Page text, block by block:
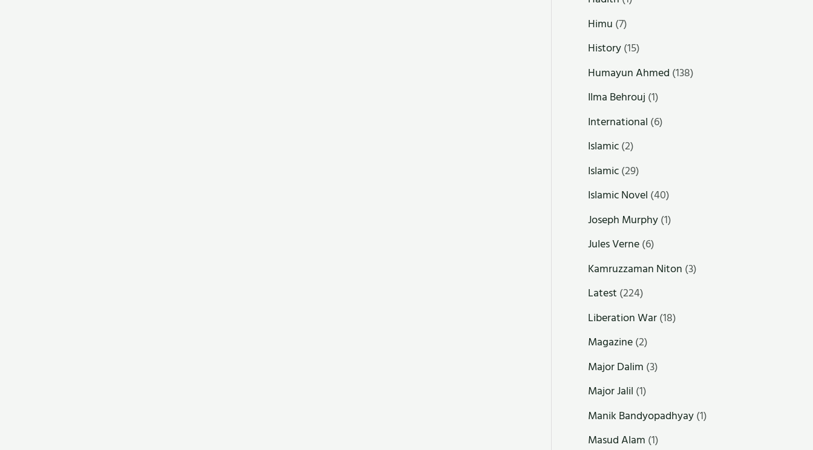
Himu (7)
History(15)
Humayun Ahmed (138)
Ilma Behrouj (1)
International (6)
Islamic(2)
Islamic(29)
Islamic Novel (40)
Joseph Murphy(1)
Jules Verne(6)
Kamruzzaman Niton (3)
Latest (224)
Liberation War(18)
Magazine(2)
Major Dalim (3)
Major Jalil (1)
Manik Bandyopadhyay(1)
Masud Alam (1)